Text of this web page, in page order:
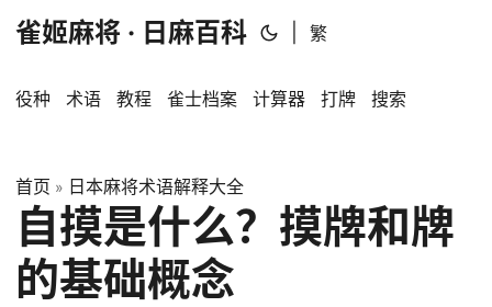
雀姬麻将 · 日麻百科 繁
役种 术语 教程 雀士档案 计算器 打牌 搜索
首页 » 日本麻将术语解释大全
自摸是什么？摸牌和牌
的基础概念